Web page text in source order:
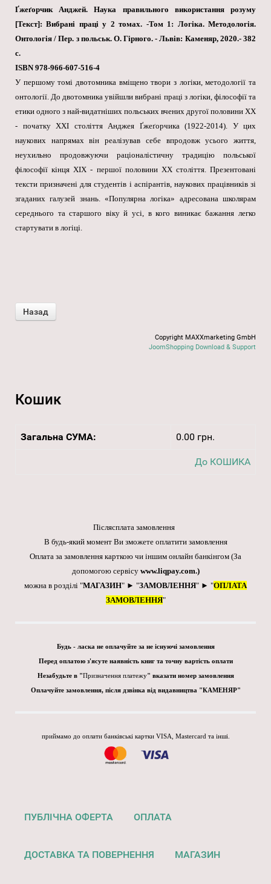
Ґжеґорчик Анджей. Наука правильного використання розуму
[Текст]: Вибрані праці у 2 томах. -Том 1: Логіка. Методологія.
Онтологія / Пер. з польськ. О. Гірного. - Львів: Каменяр, 2020.- 382
с.
ISBN 978-966-607-516-4
У першому томі двотомника вміщено твори з логіки, методології та
онтології. До двотомника увійшли вибрані праці з логіки, філософії та
етики одного з най-видатніших польських вчених другої половини XX
- початку XXI століття Анджея Ґжеґорчика (1922-2014). У цих
наукових напрямах він реалізував себе впродовж усього життя,
неухильно продовжуючи раціоналістичну традицію польської
філософії кінця XIX - першої половини XX століття. Презентовані
тексти призначені для студентів і аспірантів, наукових працівників зі
згаданих галузей знань. «Популярна логіка» адресована школярам
середнього та старшого віку й усі, в кого виникає бажання легко
стартувати в логіці.
Copyright MAXXmarketing GmbH
JoomShopping Download & Support
Кошик
Загальна СУМА: 0.00 грн.
До КОШИКА
Післясплата замовлення
В будь-який момент Ви зможете оплатити замовлення
Оплата за замовлення карткою чи іншим онлайн банкінгом (За
допомогою сервісу www.liqpay.com.)
можна в розділі "МАГАЗИН" ► "ЗАМОВЛЕННЯ" ► "ОПЛАТА
ЗАМОВЛЕННЯ"
Будь - ласка не оплачуйте за не існуючі замовлення
Перед оплатою з'ясуте наявність книг та точну вартість оплати
Незабудьте в "Призначення платежу" вказати номер замовлення
Оплачуйте замовлення, після дзвінка від видавництва "КАМЕНЯР"
приймамо до оплати банківські картки VISA, Mastercard та інші.
ПУБЛІЧНА ОФЕРТА ОПЛАТА
ДОСТАВКА ТА ПОВЕРНЕННЯ МАГАЗИН